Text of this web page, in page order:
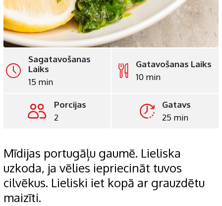
Sagatavošanas
Laiks
15 min
Gatavošanas Laiks
10 min
Porcijas
2
Gatavs
25 min
Mīdijas portugāļu gaumē. Lieliska
uzkoda, ja vēlies iepriecināt tuvos
cilvēkus. Lieliski iet kopā ar grauzdētu
maizīti.